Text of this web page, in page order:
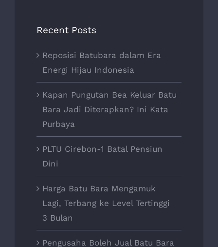
Recent Posts
Reposisi Batubara dalam Era
Energi Hijau Indonesia
Kapan Pungutan Bea Keluar Batu
Bara Jadi Diterapkan? Ini Kata
Purbaya
PLTU Cirebon-1 Batal Pensiun
Dini
Harga Batu Bara Mengamuk
Lagi, Terbang ke Level Tertinggi
3 Bulan
Pengusaha Boleh Jual Batu Bara